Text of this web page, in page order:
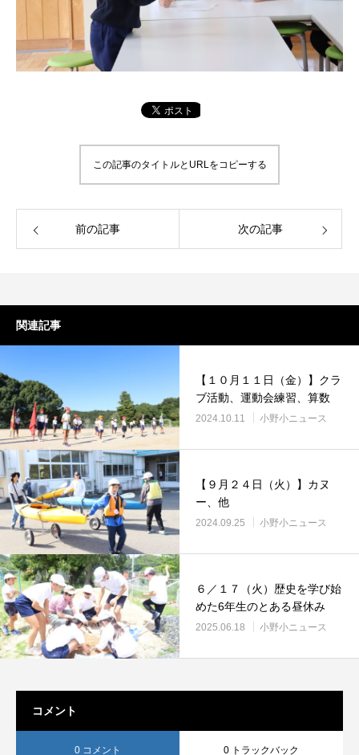
この記事のタイトルとURLをコピーする
前の記事 次の記事
関連記事
【１０月１１日（金）】クラ
ブ活動、運動会練習、算数
2024.10.11 小野小ニュース
【９月２４日（火）】カヌ
ー、他
2024.09.25 小野小ニュース
６／１７（火）歴史を学び始
めた6年生のとある昼休み
2025.06.18 小野小ニュース
コメント
0 コメント 0 トラックバック